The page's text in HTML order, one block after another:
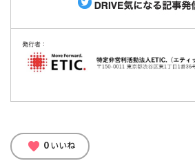
favorite 0 いいね